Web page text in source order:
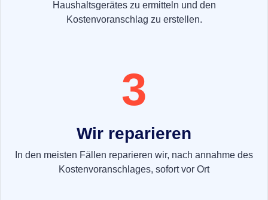
Haushaltsgerätes zu ermitteln und den
Kostenvoranschlag zu erstellen.
3
Wir reparieren
In den meisten Fällen reparieren wir, nach annahme des
Kostenvoranschlages, sofort vor Ort